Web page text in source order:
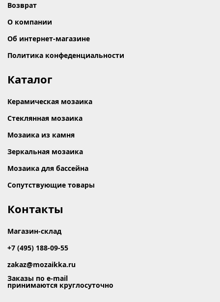
Возврат
О компании
Об интернет-магазине
Политика конфеденциальности
Каталог
Керамическая мозаика
Стеклянная мозаика
Мозаика из камня
Зеркальная мозаика
Мозаика для бассейна
Сопутствующие товары
Контакты
Магазин-склад
+7 (495) 188-09-55
zakaz@mozaikka.ru
Заказы по e-mail
принимаются круглосуточно